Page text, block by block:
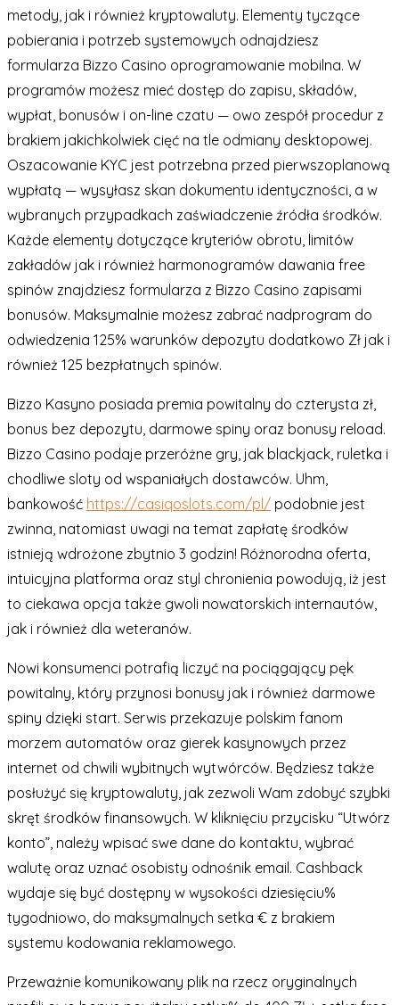
metody, jak i również kryptowaluty. Elementy tyczące
pobierania i potrzeb systemowych odnajdziesz
formularza Bizzo Casino oprogramowanie mobilna. W
programów możesz mieć dostęp do zapisu, składów,
wypłat, bonusów i on-line czatu — owo zespół procedur z
brakiem jakichkolwiek cięć na tle odmiany desktopowej.
Oszacowanie KYC jest potrzebna przed pierwszoplanową
wypłatą — wysyłasz skan dokumentu identyczności, a w
wybranych przypadkach zaświadczenie źródła środków.
Każde elementy dotyczące kryteriów obrotu, limitów
zakładów jak i również harmonogramów dawania free
spinów znajdziesz formularza z Bizzo Casino zapisami
bonusów. Maksymalnie możesz zabrać nadprogram do
odwiedzenia 125% warunków depozytu dodatkowo Zł jak i
również 125 bezpłatnych spinów.
Bizzo Kasyno posiada premia powitalny do czterysta zł,
bonus bez depozytu, darmowe spiny oraz bonusy reload.
Bizzo Casino podaje przeróżne gry, jak blackjack, ruletka i
chodliwe sloty od wspaniałych dostawców. Uhm,
bankowość https://casiqoslots.com/pl/ podobnie jest
zwinna, natomiast uwagi na temat zapłatę środków
istnieją wdrożone zbytnio 3 godzin! Różnorodna oferta,
intuicyjna platforma oraz styl chronienia powodują, iż jest
to ciekawa opcja także gwoli nowatorskich internautów,
jak i również dla weteranów.
Nowi konsumenci potrafią liczyć na pociągający pęk
powitalny, który przynosi bonusy jak i również darmowe
spiny dzięki start. Serwis przekazuje polskim fanom
morzem automatów oraz gierek kasynowych przez
internet od chwili wybitnych wytwórców. Będziesz także
posłużyć się kryptowaluty, jak zezwoli Wam zdobyć szybki
skręt środków finansowych. W kliknięciu przycisku “Utwórz
konto”, należy wpisać swe dane do kontaktu, wybrać
walutę oraz uznać osobisty odnośnik email. Cashback
wydaje się być dostępny w wysokości dziesięciu%
tygodniowo, do maksymalnych setka € z brakiem
systemu kodowania reklamowego.
Przeważnie komunikowany plik na rzecz oryginalnych